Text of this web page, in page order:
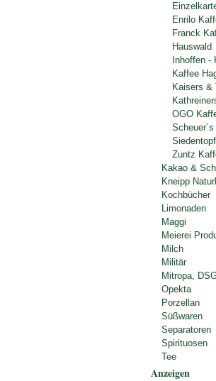
Enrilo
Franck
Hauswald
Inhoffen -
Kaffee
Kaisers &
OGO
Zuntz
Kakao &
Kneipp
Kochbücher
Limonaden
Maggi
Meierei
Milch
Militär
Mitropa,
Opekta
Porzellan
Süßwaren
Separatoren
Spirituosen
Tee
Anzeigen